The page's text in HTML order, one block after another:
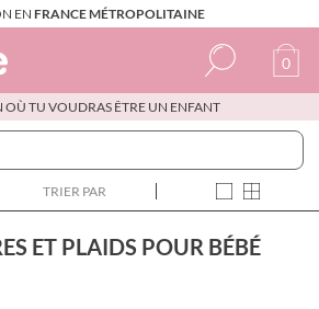
EN FRANCE MÉTROPOLITAINE
0
OÙ TU VOUDRAS ÊTRE UN ENFANT
TRIER PAR
ET PLAIDS POUR BÉBÉ